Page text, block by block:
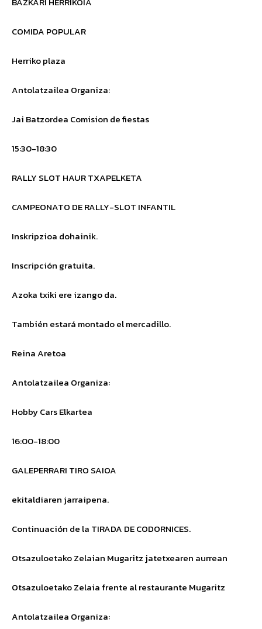
COMIDA POPULAR
Herriko plaza
Antolatzailea Organiza:
Jai Batzordea Comision de fiestas
15:30-18:30
RALLY SLOT HAUR TXAPELKETA
CAMPEONATO DE RALLY-SLOT INFANTIL
Inskripzioa dohainik.
Inscripción gratuita.
Azoka txiki ere izango da.
También estará montado el mercadillo.
Reina Aretoa
Antolatzailea Organiza:
Hobby Cars Elkartea
16:00-18:00
GALEPERRARI TIRO SAIOA
ekitaldiaren jarraipena.
Continuación de la TIRADA DE CODORNICES.
Otsazuloetako Zelaian Mugaritz jatetxearen aurrean
Otsazuloetako Zelaia frente al restaurante Mugaritz
Antolatzailea Organiza: